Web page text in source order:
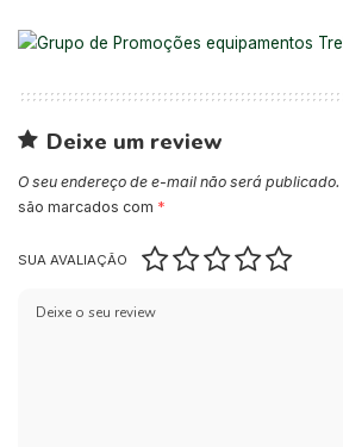
Deixe um review
O seu endereço de e-mail não será publicado.
são marcados com *
SUA AVALIAÇÃO